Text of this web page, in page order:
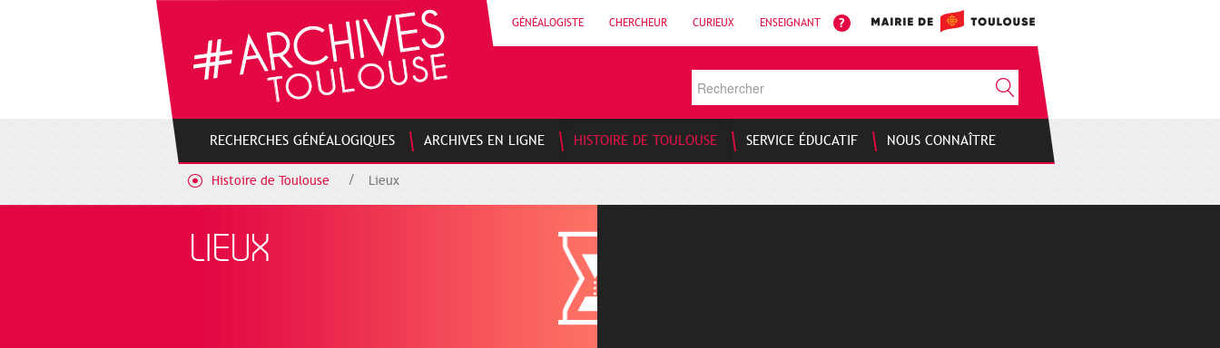
GÉNÉALOGISTE CHERCHEUR CURIEUX ENSEIGNANT
RECHERCHES GÉNÉALOGIQUES ARCHIVES EN LIGNE HISTOIRE DE TOULOUSE SERVICE ÉDUCATIF NOUS CONNAÎTRE
Histoire de Toulouse Lieux
LIEUX
Gestion de vos préférences sur les cookies